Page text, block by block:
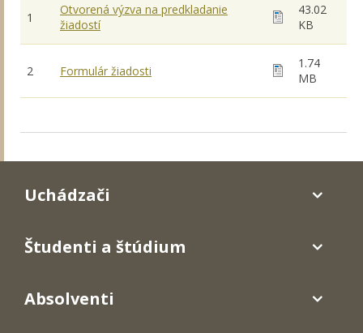
1
Otvorená výzva na predkladanie
žiadostí
43.02
KB
2 Formulár žiadosti
1.74
MB
Uchádzači
Študenti a štúdium
Absolventi